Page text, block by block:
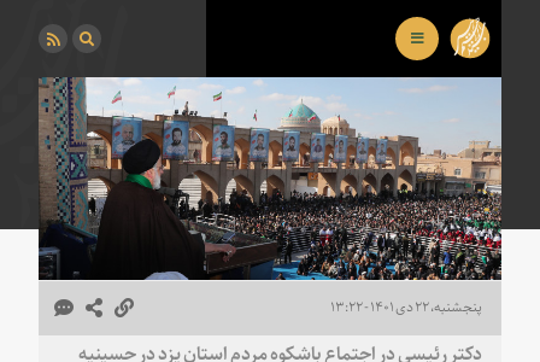
پنجشنبه، ۲۲ دی ۱۴۰۱ - ۱۳:۲۲
دکتر رئیسی در اجتماع باشکوه مردم استان یزد در حسینیه